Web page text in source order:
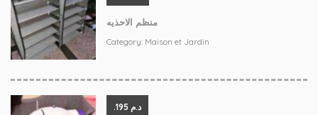
منظم الاحذيه
Category: Maison et Jardin
.د.م 195